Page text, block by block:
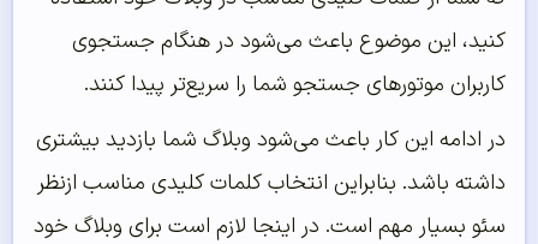
کنید، این موضوع باعث می‌شود در هنگام جستجوی
کاربران موتورهای جستجو شما را سریع‌تر پیدا کنند.
در ادامه این کار باعث می‌شود وبلاگ شما بازدید بیشتری
داشته باشد. بنابراین انتخاب کلمات کلیدی مناسب ازنظر
سئو بسیار مهم است. در اینجا لازم است برای وبلاگ خود